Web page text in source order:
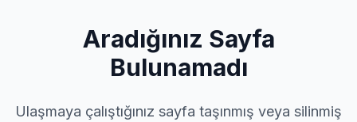
Aradığınız Sayfa
Bulunamadı
Ulaşmaya çalıştığınız sayfa taşınmış veya silinmiş